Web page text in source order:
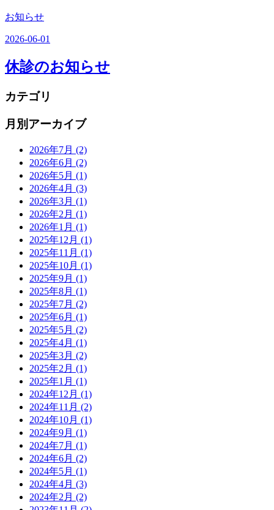
お知らせ
2026-06-01
休診のお知らせ
カテゴリ
月別アーカイブ
2026年7月 (2)
2026年6月 (2)
2026年5月 (1)
2026年4月 (3)
2026年3月 (1)
2026年2月 (1)
2026年1月 (1)
2025年12月 (1)
2025年11月 (1)
2025年10月 (1)
2025年9月 (1)
2025年8月 (1)
2025年7月 (2)
2025年6月 (1)
2025年5月 (2)
2025年4月 (1)
2025年3月 (2)
2025年2月 (1)
2025年1月 (1)
2024年12月 (1)
2024年11月 (2)
2024年10月 (1)
2024年9月 (1)
2024年7月 (1)
2024年6月 (2)
2024年5月 (1)
2024年4月 (3)
2024年2月 (2)